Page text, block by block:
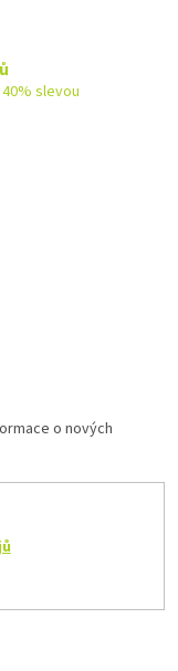
slevou
o nových